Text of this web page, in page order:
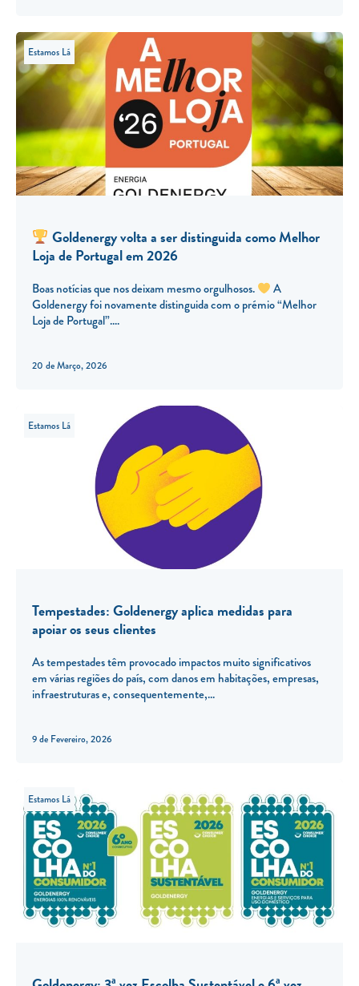
Estamos Lá
Goldenergy volta a ser distinguida como Melhor
Loja de Portugal em 2026
Boas notícias que nos deixam mesmo orgulhosos.
A
Goldenergy foi novamente distinguida com o prémio “Melhor
Loja de Portugal”.
20 de Março, 2026
Estamos Lá
Tempestades: Goldenergy aplica medidas para
apoiar os seus clientes
As tempestades têm provocado impactos muito significativos
em várias regiões do país, com danos em habitações, empresas,
infraestruturas e, consequentemente,
9 de Fevereiro, 2026
Estamos Lá